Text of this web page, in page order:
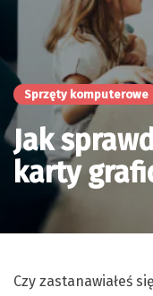
Sprzęty komputerowe
Jak
karty
Czy zastanawiałeś